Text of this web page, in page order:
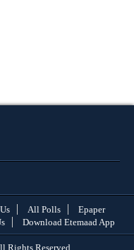
All Polls
Epaper
Download Etemaad App
Rights Reserved.